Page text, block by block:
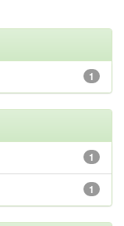
1
1
1